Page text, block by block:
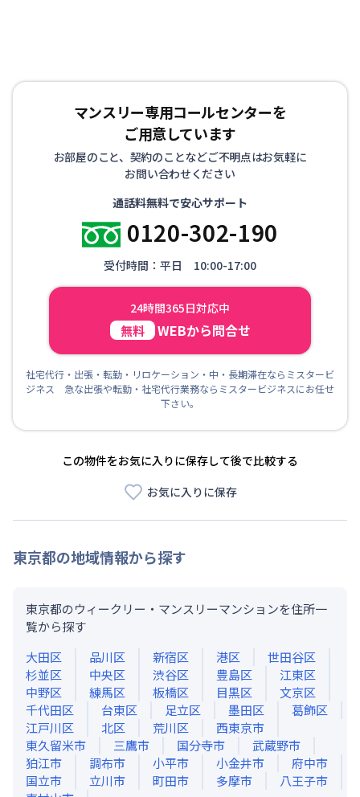
マンスリー専用コールセンターを
ご用意しています
お部屋のこと、契約のことなどご不明点はお気軽に
お問い合わせください
通話料無料で安心サポート
0120-302-190
受付時間：平日 10:00-17:00
24時間365日対応中
無料 WEBから問合せ
社宅代行・出張・転勤・リロケーション・中・長期滞在ならミスタービ
ジネス 急な出張や転勤・社宅代行業務ならミスタービジネスにお任せ
下さい。
この物件をお気に入りに保存して後で比較する
お気に入りに保存
東京都の地域情報から探す
東京都のウィークリー・マンスリーマンションを住所一
覧から探す
大田区
品川区 新宿区 港区
世田谷区
杉並区
中央区 渋谷区 豊島区
江東区
中野区
練馬区 板橋区 目黒区
文京区
千代田区
台東区 足立区 墨田区
葛飾区
江戸川区
北区 荒川区
西東京市
東久留米市
三鷹市 国分寺市
武蔵野市
狛江市
調布市 小平市 小金井市
府中市
国立市
立川市 町田市 多摩市
八王子市